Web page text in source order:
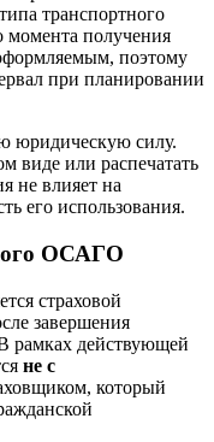
транспортного
момента получения
поэтому
при планировании
юридическую силу.
виде или распечатать
не влияет на
его использования.
ОСАГО
страховой
завершения
рамках действующей
не с
который